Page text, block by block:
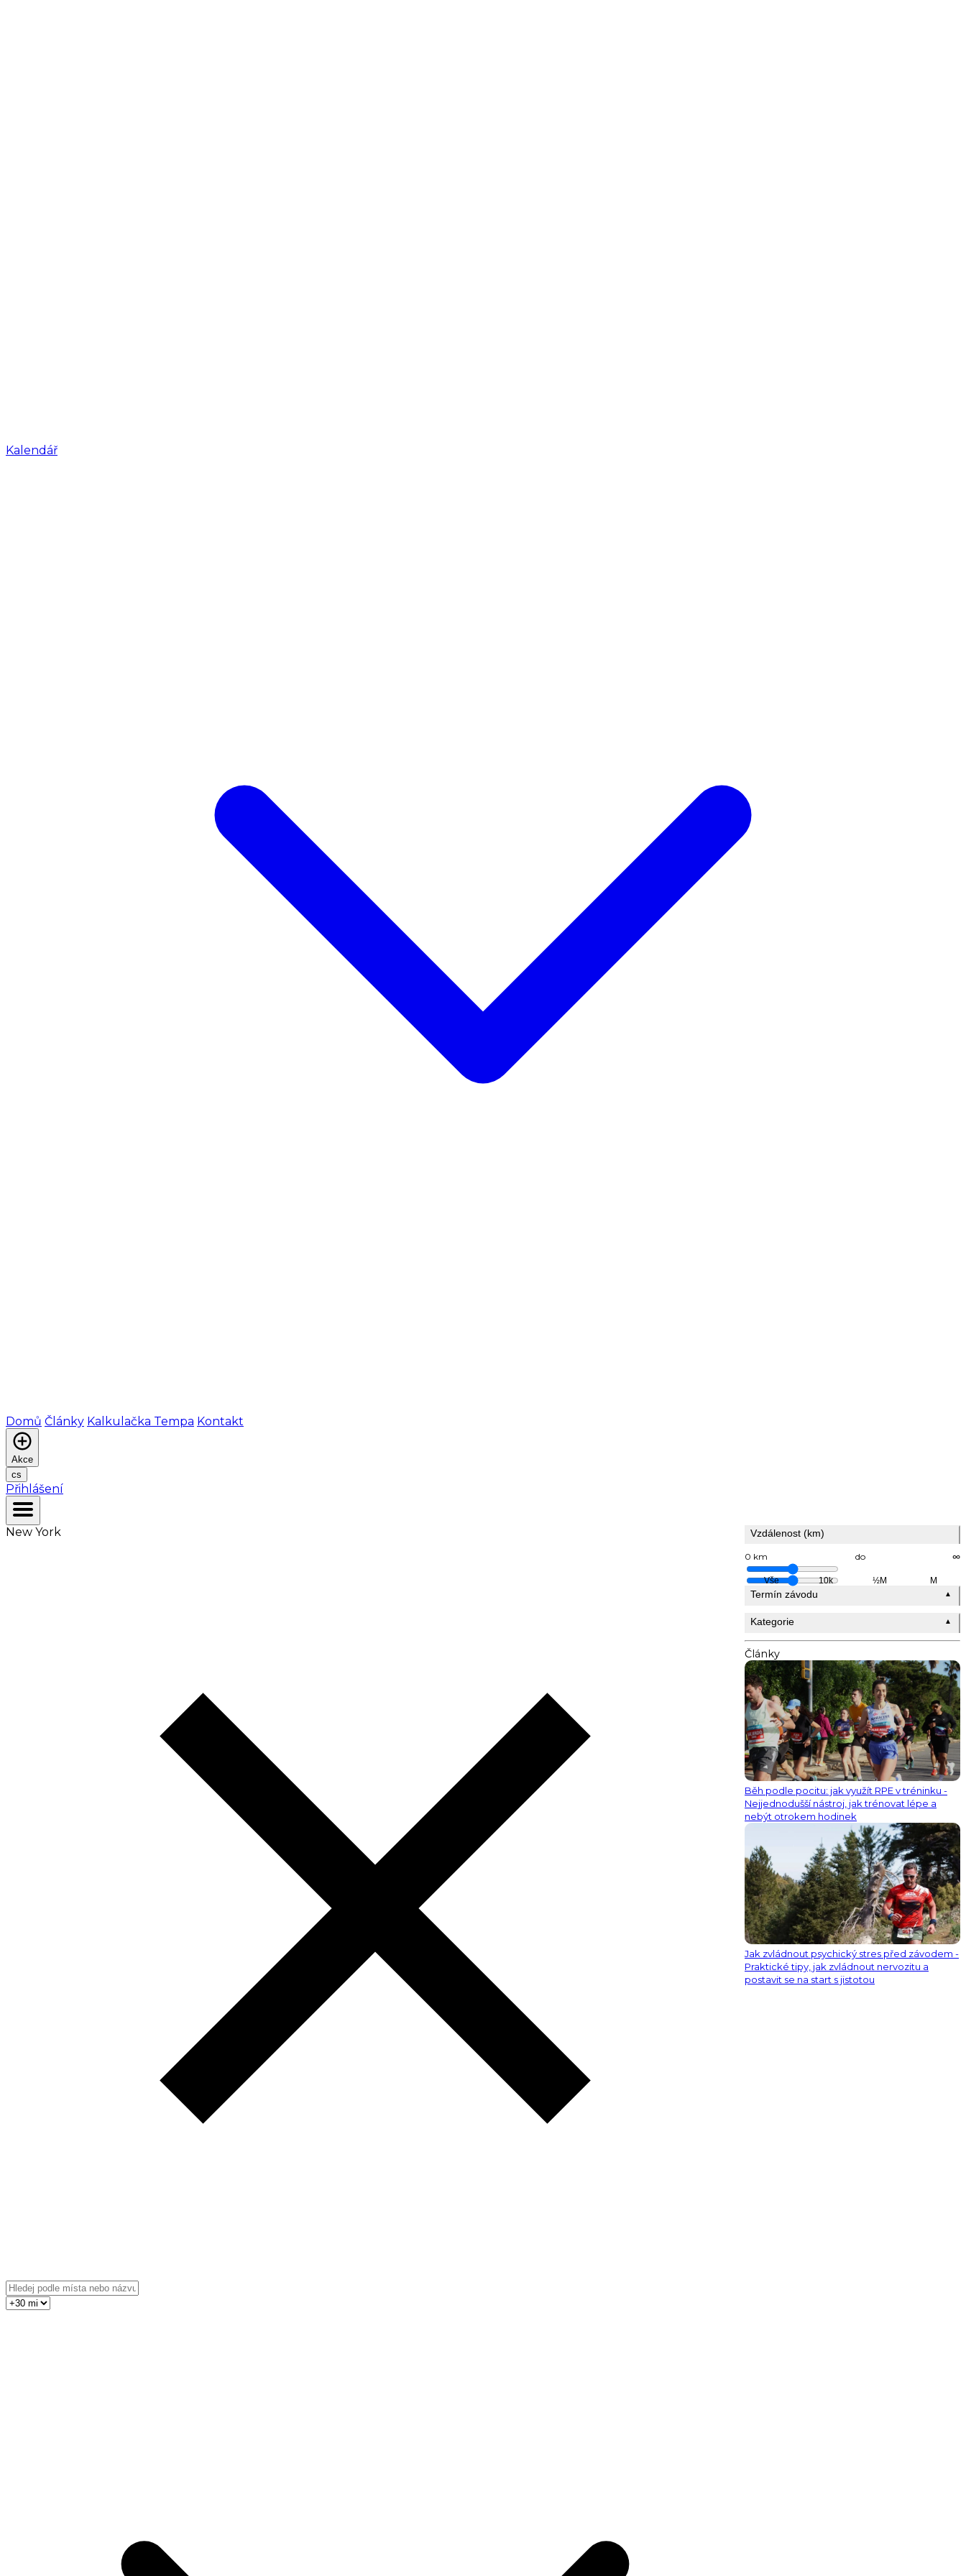
Kalendář
Domů Články Kalkulačka Tempa Kontakt
Akce
cs
Přihlášení
New York Vzdálenost (km)
0 km do ∞
Vše 10k ½M M
Termín závodu ▲
Kategorie ▲
Články
Běh podle pocitu: jak využít RPE v tréninku -
Nejjednodušší nástroj, jak trénovat lépe a
nebýt otrokem hodinek
Jak zvládnout psychický stres před závodem -
Praktické tipy, jak zvládnout nervozitu a
postavit se na start s jistotou